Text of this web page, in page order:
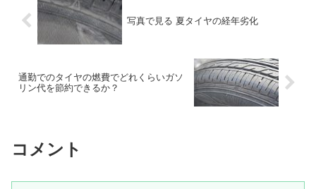
写真で見る 夏タイヤの経年劣化
通勤でのタイヤの燃費でどれくらいガソ
リン代を節約できるか？
コメント